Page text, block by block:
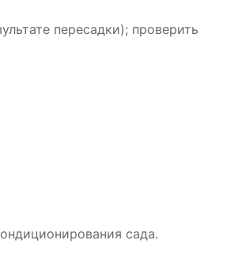
пересадки); проверить
сада.